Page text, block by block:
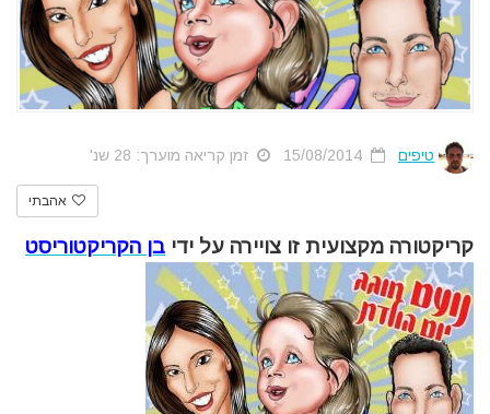
טיפים זמן קריאה מוערך: 28 שנ'
אהבתי
קריקטורה מקצועית זו צויירה על ידי בן הקריקטוריסט